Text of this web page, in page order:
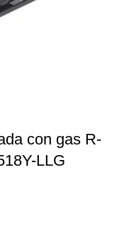
con gas R-
LLG